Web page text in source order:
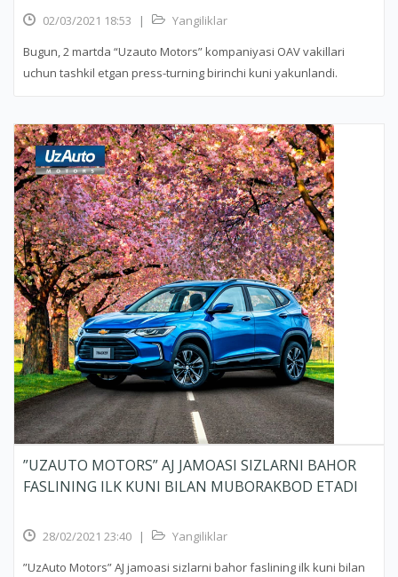
02/03/2021 18:53 |
Yangiliklar
Bugun, 2 martda “Uzauto Motors” kompaniyasi OAV vakillari
uchun tashkil etgan press-turning birinchi kuni yakunlandi.
”UZAUTO MOTORS” AJ JAMOASI SIZLARNI BAHOR
FASLINING ILK KUNI BILAN MUBORAKBOD ETADI
28/02/2021 23:40 |
Yangiliklar
”UzAuto Motors” AJ jamoasi sizlarni bahor faslining ilk kuni bilan